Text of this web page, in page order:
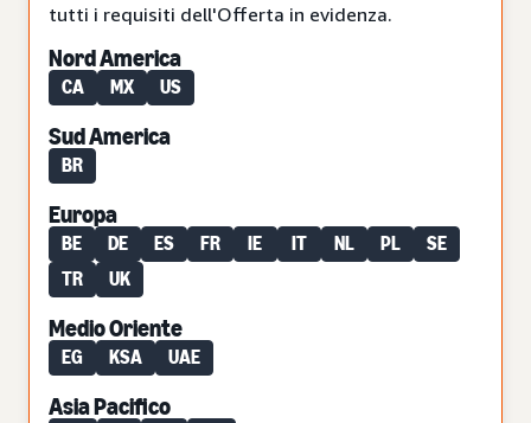
tutti i requisiti dell'Offerta in evidenza.
Nord America
CA MX US
Sud America
BR
Europa
BE DE ES FR IE IT NL PL
SE
TR
UK
Medio Oriente
EG KSA UAE
Asia Pacifico